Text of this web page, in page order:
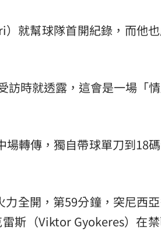
就幫球隊首開紀錄，而他
訪時就透露，這會是一場「
轉傳，獨自帶球單刀到18
全開，第59分鐘，突尼西
斯（Viktor Gyokeres）在